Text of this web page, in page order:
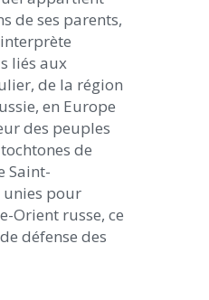
de ses parents,
liés aux
de la région
en Europe
des peuples
de
Saint-
unies pour
Orient russe, ce
défense des